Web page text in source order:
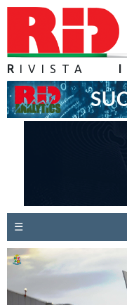
R IVISTA
☰